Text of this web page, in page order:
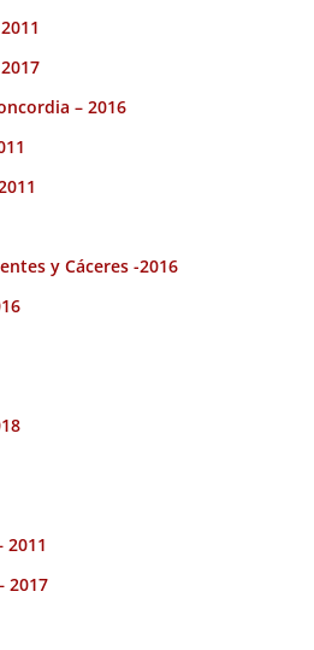
– 2016
y Cáceres -2016
2011
2017